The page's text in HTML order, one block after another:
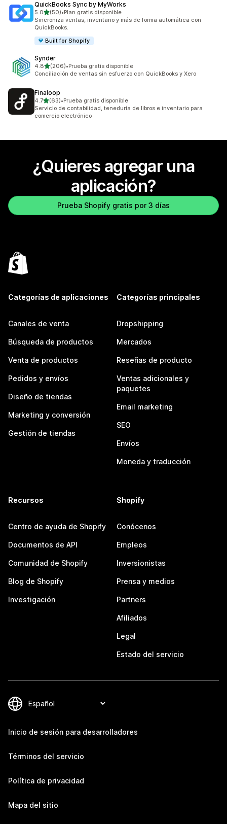
QuickBooks Sync by MyWorks
5.0de 5 estrellas
(50)
50 reseñas en total
•Plan gratis disponible
Sincroniza ventas, inventario y más de forma automática con
QuickBooks.
Built for Shopify
Synder
4.8de 5 estrellas
(206)
206 reseñas en total
•Prueba gratis disponible
Conciliación de ventas sin esfuerzo con QuickBooks y Xero
Finaloop
4.7de 5 estrellas
(63)
63 reseñas en total
•Prueba gratis disponible
Servicio de contabilidad, teneduría de libros e inventario para
comercio electrónico
¿Quieres agregar una
aplicación?
Prueba Shopify gratis por 3 días
Categorías de aplicaciones
Canales de venta
Búsqueda de productos
Venta de productos
Pedidos y envíos
Diseño de tiendas
Marketing y conversión
Gestión de tiendas
Categorías principales
Dropshipping
Mercados
Reseñas de producto
Ventas adicionales y
paquetes
Email marketing
SEO
Envíos
Moneda y traducción
Recursos
Centro de ayuda de Shopify
Documentos de API
Comunidad de Shopify
Blog de Shopify
Investigación
Shopify
Conócenos
Empleos
Inversionistas
Prensa y medios
Partners
Afiliados
Legal
Estado del servicio
Inicio de sesión para desarrolladores
Términos del servicio
Política de privacidad
Mapa del sitio